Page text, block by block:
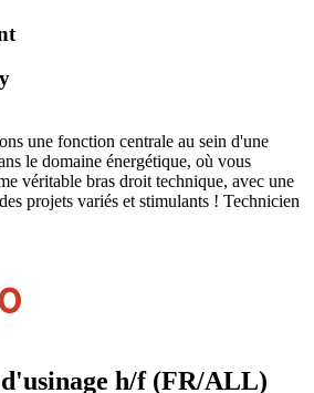
une fonction centrale au sein d'une
le domaine énergétique, où vous
véritable bras droit technique, avec une
projets variés et stimulants ! Technicien
h/f (FR/ALL)